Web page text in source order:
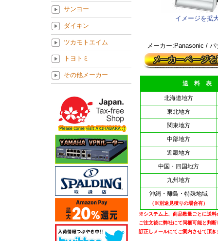
イメージを拡
メーカー:Panasonic / パ
送 料 表
北海道地方
東北地方
関東地方
中部地方
近畿地方
中国・四国地方
九州地方
沖縄・離島・特殊地域
（※別途見積りの場合有）
※システム上、商品数量ごとに送料
ご注文後に弊社にて同梱可能と判
訂正しメールにてご案内させて頂き
サンヨー
ダイキン
ツカモトエイム
トヨトミ
その他メーカー